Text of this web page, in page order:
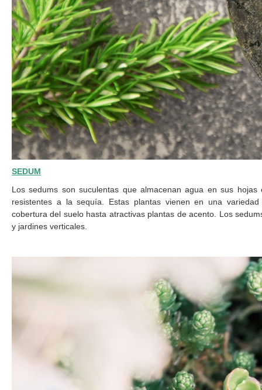
SEDUM
Los sedums son suculentas que almacenan agua en sus
resistentes a la sequía. Estas plantas vienen en una
cobertura del suelo hasta atractivas plantas de acento. Los
y jardines verticales.